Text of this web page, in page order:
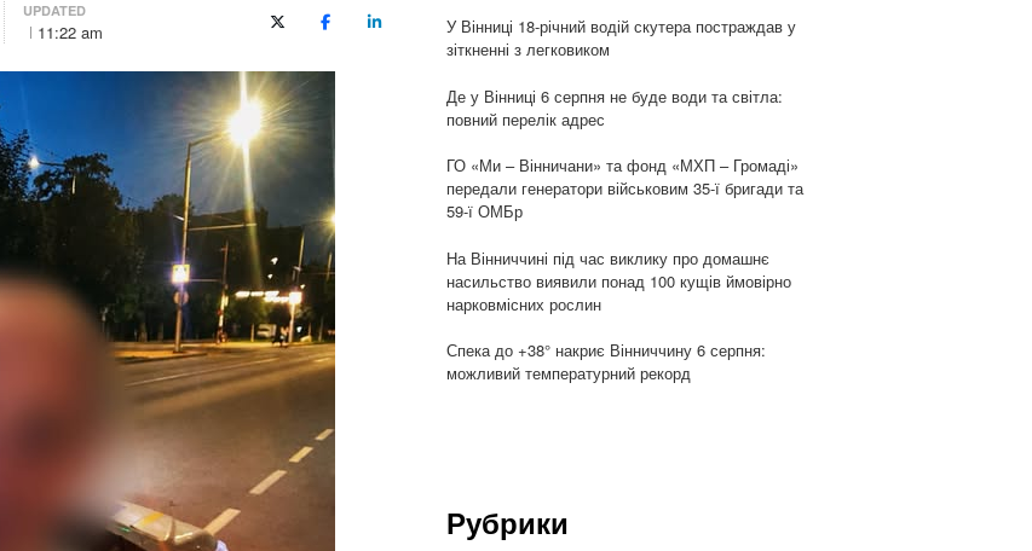
UPDATED
11:22 am X (Twitter)FacebookLinkedIn
У Вінниці 18-річний водій скутера постраждав у
зіткненні з легковиком
Де у Вінниці 6 серпня не буде води та світла:
повний перелік адрес
ГО «Ми – Вінничани» та фонд «МХП – Громаді»
передали генератори військовим 35-ї бригади та
59-ї ОМБр
На Вінниччині під час виклику про домашнє
насильство виявили понад 100 кущів ймовірно
нарковмісних рослин
Спека до +38° накриє Вінниччину 6 серпня:
можливий температурний рекорд
Рубрики